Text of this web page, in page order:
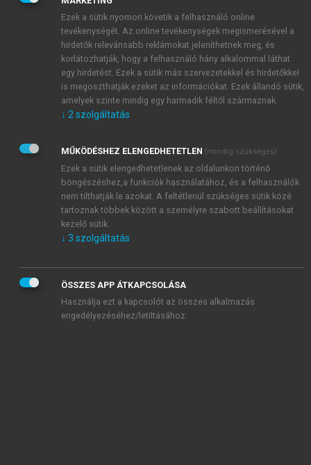
JELSZÓ ÚJRA
Kérek értesítést a MeRSZ újdonságairól, akcióiról.
Kérek értesítést az Akadémiai Kiadó Zrt. újdonságairól,
Adatkezelési tájékoztatóbanfoglaltakat tudomásul
veszem és elfogadom.
Általános vásárlási feltételeket, valamint a szotar.netés a
mersz.huoldalak licencszerződéseiben foglaltakat
tudomásul veszem és elfogadom.
KIPRÓBÁLOM
Ezek a sütik nyomon követik a felhasználó online
tevékenységét. Az online tevékenységek megismerésével a
hirdetők relevánsabb reklámokat jeleníthetnek meg, és
korlátozhatják, hogy a felhasználó hány alkalommal láthat
egy hirdetést. Ezek a sütik más szervezetekkel és hirdetőkkel
is megoszthatják ezeket az információkat. Ezek állandó sütik,
amelyek szinte mindig egy harmadik féltől származnak.
↓ 2 szolgáltatás
MŰKÖDÉSHEZ ELENGEDHETETLEN (mindig szükséges)
Ezek a sütik elengedhetetlenek az oldalunkon történő
böngészéshez,a funkciók használatához, és a felhasználók
nem tilthatják le azokat. A feltétlenül szükséges sütik közé
tartoznak többek között a személyre szabott beállításokat
kezelő sütik.
↓ 3 szolgáltatás
ÖSSZES APP ÁTKAPCSOLÁSA
Használja ezt a kapcsolót az összes alkalmazás
engedélyezéséhez/letiltásához.